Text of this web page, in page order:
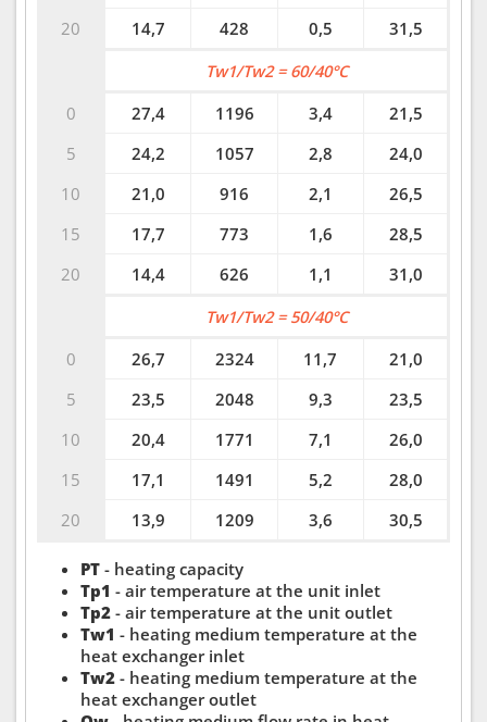
20
14,7
428 0,5 31,5
0
5
10
15
20
Tw1/Tw2 = 60/40°C
27,4
1196 3,4
21,5
24,2
1057 2,8
24,0
21,0
916 2,1
26,5
17,7
773 1,6
28,5
14,4
626 1,1 31,0
0
5
10
15
20
Tw1/Tw2 = 50/40°C
26,7
2324 11,7
21,0
23,5
2048 9,3
23,5
20,4
1771 7,1
26,0
17,1
1491 5,2
28,0
13,9
1209 3,6 30,5
PT- heating capacity
Tp1 - air temperature at the unit inlet
Tp2- air temperature at the unit outlet
Tw1 - heating medium temperature at the
heat exchanger inlet
Tw2- heating medium temperature at the
heat exchanger outlet